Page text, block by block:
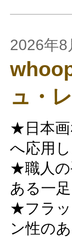
2026年8
ュ・
★日本画
へ応用
★職人の
ある一足
★フラッ
ン性の